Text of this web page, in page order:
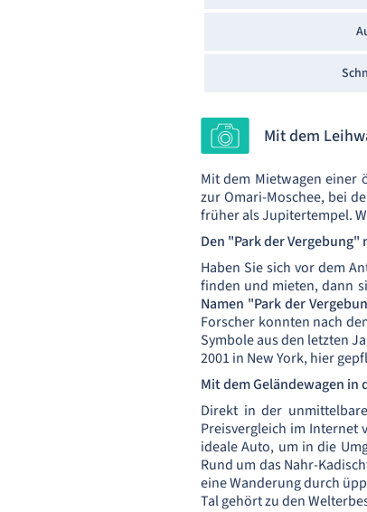
Mit dem
Mit dem Mietwagen einer
zur Omari-Moschee, bei
früher als Jupitertempel.
Den "Park der
Haben Sie sich vor dem
finden und mieten, dann
Namen "Park der
Forscher konnten nach
Symbole aus den letzten
2001 in New York, hier
Mit dem Geländewagen in
Direkt in der
Preisvergleich im Internet
ideale Auto, um in die
Rund um das Nahr-
eine Wanderung durch
Tal gehört zu den